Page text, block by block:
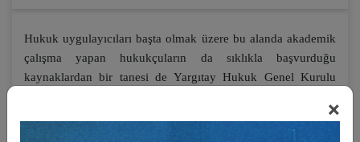
×
Hukuk uygulayıcıları başta olmak üzere bu alanda akademik
çalışma yapan hukukçuların da sıklıkla başvurduğu
kaynaklardan bir tanesi de Yargıtay Hukuk Genel Kurulu
somut olaylara uygulanması hususunda usulden esasa kadar
ayrıntılı incelemeler içermesinin yanında teorik bilgiler de